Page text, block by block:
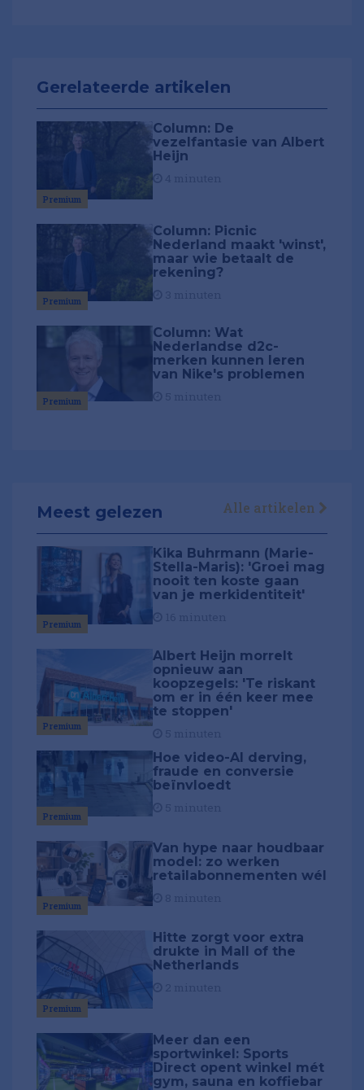
Gerelateerde artikelen
Premium
Column: De
vezelfantasie van Albert
Heijn
Premium
Column: Picnic
Nederland maakt 'winst',
maar wie betaalt de
rekening?
Premium
Column: Wat
Nederlandse d2c-
merken kunnen leren
van Nike's problemen
Meest gelezen Alle artikelen
Premium
Kika Buhrmann (Marie-
Stella-Maris): 'Groei mag
nooit ten koste gaan
van je merkidentiteit'
Premium
Albert Heijn morrelt
opnieuw aan
koopzegels: 'Te riskant
om er in één keer mee
te stoppen'
Premium
Hoe video-AI derving,
fraude en conversie
beïnvloedt
Premium
Van hype naar houdbaar
model: zo werken
retailabonnementen wél
Premium
Hitte zorgt voor extra
drukte in Mall of the
Netherlands
Meer dan een
sportwinkel: Sports
Direct opent winkel mét
gym, sauna en koffiebar